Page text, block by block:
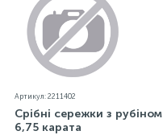
Артикул: 2211402
Срібні сережки з рубіном
6,75 карата